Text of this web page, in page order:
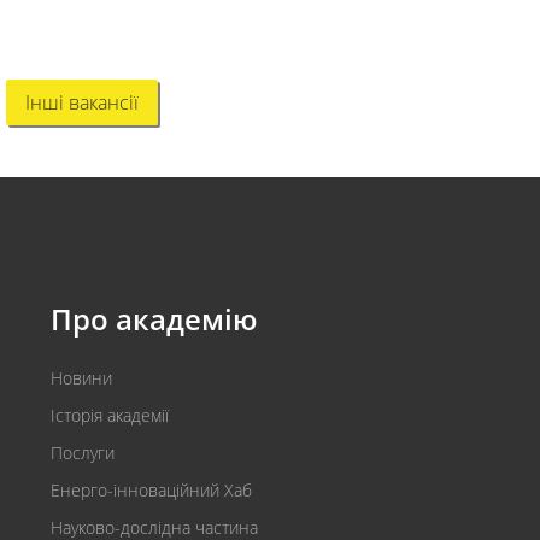
Інші вакансії
Про академію
Новини
Історія академії
Послуги
Енерго-інноваційний Хаб
Науково-дослідна частина